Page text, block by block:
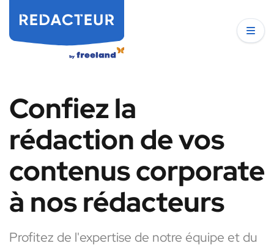
Confiez la
rédaction de vos
contenus corporate
à nos rédacteurs
Profitez de l'expertise de notre équipe et du